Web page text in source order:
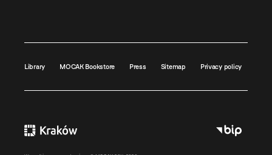
Library MOCAK Bookstore Press Sitemap Privacy policy